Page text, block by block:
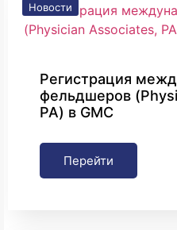
Новости
Регистрация
фельдшеров
PA) в GMC
Перейти